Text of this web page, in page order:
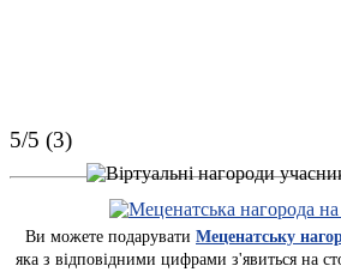
5/5 (3)
Ви можете подарувати Меценатську
яка з відповідними цифрами з'явиться на